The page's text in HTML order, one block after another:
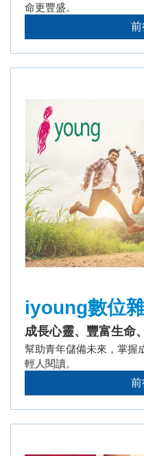
命更豐盛。
前
iyoung數位
成長心靈、豐富生命
幫助青年儲備未來，掌握
輕人閱讀。
前